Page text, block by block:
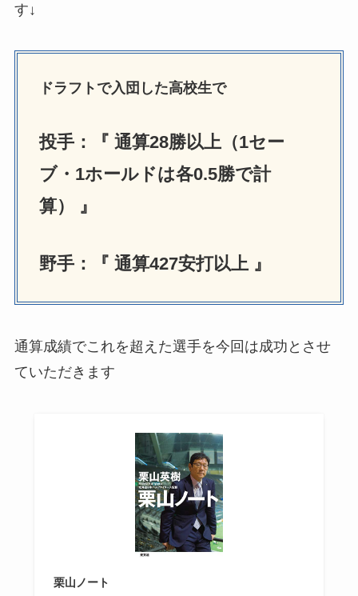
す↓
ドラフトで入団した高校生で
投手：『 通算28勝以上（1セー
ブ・1ホールドは各0.5勝で計
算） 』
野手：『 通算427安打以上 』
通算成績でこれを超えた選手を今回は成功とさせ
ていただきます
栗山ノート